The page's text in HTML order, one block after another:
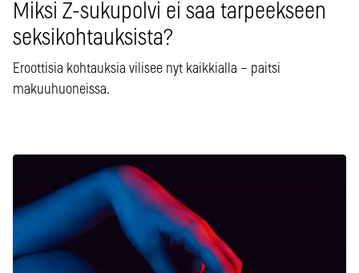
Miksi Z-sukupolvi ei saa tarpeekseen
seksikohtauksista?
Eroottisia kohtauksia vilisee nyt kaikkialla – paitsi
makuuhuoneissa.